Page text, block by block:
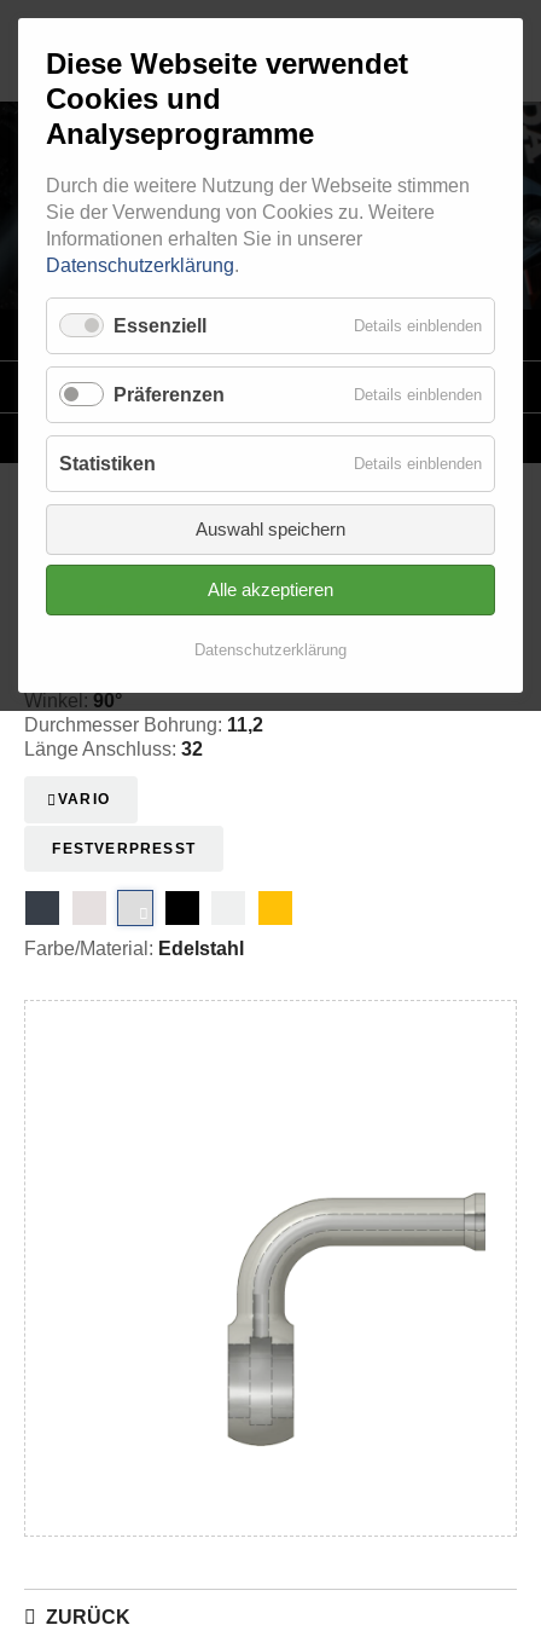
RINGFITTING 119
VARIO
STAHLFLEX-LEITUNGSKITS FÜR MOTORRÄDER
EINZELLEITUNGENNACH MASS
Ringfitting 119 Ø 11,2
Winkel: 90°
Durchmesser Bohrung: 11,2
Länge Anschluss: 32
VARIO
FESTVERPRESST
Farbe/Material: Edelstahl
ZURÜCK
Diese Webseite verwendet
Cookies und
Analyseprogramme
Durch die weitere Nutzung der Webseite stimmen
Sie der Verwendung von Cookies zu. Weitere
Informationen erhalten Sie in unserer
Datenschutzerklärung.
Essenziell Details einblenden
Präferenzen Details einblenden
Statistiken Details einblenden
Auswahl speichern
Alle akzeptieren
Datenschutzerklärung